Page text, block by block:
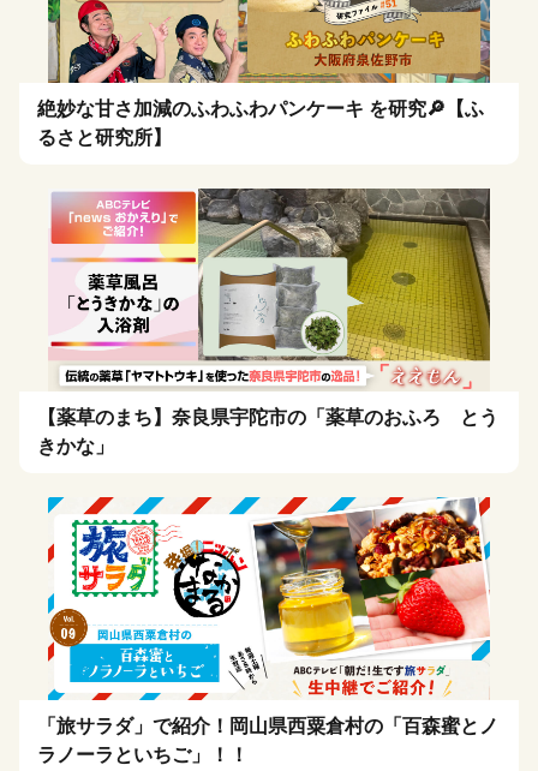
絶妙な甘さ加減のふわふわパンケーキ を研究🔎【ふ
るさと研究所】
【薬草のまち】奈良県宇陀市の「薬草のおふろ とう
きかな」
「旅サラダ」で紹介！岡山県西粟倉村の「百森蜜とノ
ラノーラといちご」！！